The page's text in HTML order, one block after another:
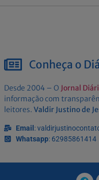
Conheça o
Desde 2004 – O Jornal
informação com
leitores. Valdir Justino de
Email :
Whatsapp: 62985861414